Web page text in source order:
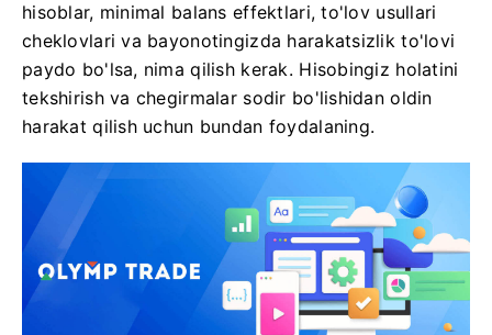
hisoblar, minimal balans effektlari, to'lov usullari
cheklovlari va bayonotingizda harakatsizlik to'lovi
paydo bo'lsa, nima qilish kerak. Hisobingiz holatini
tekshirish va chegirmalar sodir bo'lishidan oldin
harakat qilish uchun bundan foydalaning.